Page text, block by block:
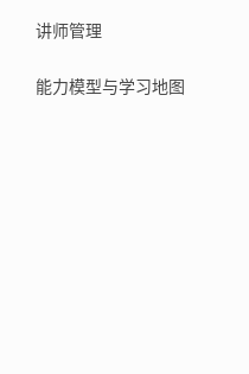
讲师管理
能力模型与学习地图